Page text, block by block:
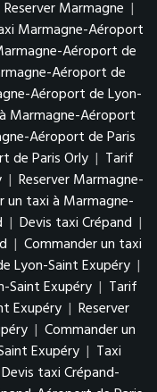
Reserver Marmagne |
Marmagne-Aéroport
Aéroport de
Aéroport de
Aéroport de Lyon-
Marmagne-Aéroport
Aéroport de Paris
de Paris Orly | Tarif
| Reserver Marmagne-
un taxi à Marmagne-
| Devis taxi Crépand |
| Commander un taxi
Lyon-Saint Exupéry |
Saint Exupéry | Tarif
Exupéry | Reserver
| Commander un
Exupéry | Taxi
Devis taxi Crépand-